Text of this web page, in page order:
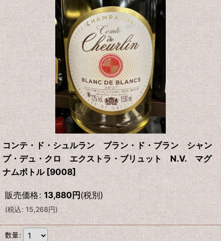
コンテ・ド・シュルラン ブラン・ド・ブラン シャン
プ・デュ・クロ エクストラ・ブリュット N.V. マグ
ナムボトル [9008]
販売価格: 13,880円(税別)
(税込: 15,268円)
数量: